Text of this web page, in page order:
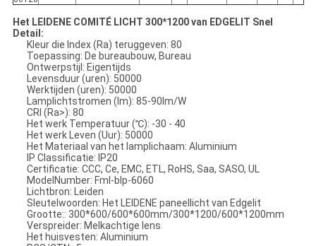
Het LEIDENE COMITÉ LICHT 300*1200 van EDGELIT Snel
Detail:
Kleur die Index (Ra) teruggeven: 80
Toepassing: De bureaubouw, Bureau
Ontwerpstijl: Eigentijds
Levensduur (uren): 50000
Werktijden (uren): 50000
Lamplichtstromen (lm): 85-90lm/W
CRI (Ra>): 80
Het werk Temperatuur (℃): -30 - 40
Het werk Leven (Uur): 50000
Het Materiaal van het lamplichaam: Aluminium
IP Classificatie: IP20
Certificatie: CCC, Ce, EMC, ETL, RoHS, Saa, SASO, UL
ModelNumber: Fml-blp-6060
Lichtbron: Leiden
Sleutelwoorden: Het LEIDENE paneellicht van Edgelit
Grootte:: 300*600/600*600mm/300*1200/600*1200mm
Verspreider: Melkachtige lens
Het huisvesten: Aluminium